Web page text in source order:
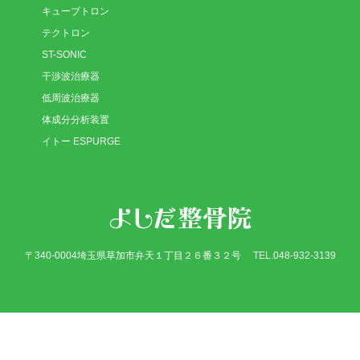
キューブトロン
テクトロン
ST-SONIC
干渉波治療器
低周波治療器
体成分分析装置
イトー ESPURGE
〒340-0004埼玉県草加市弁天１丁目２６番３２号 TEL.048-932-3139